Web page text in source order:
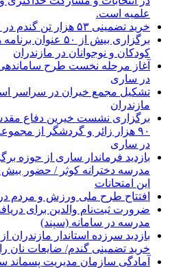
علمیه است.
خرید تضمینی ۵۳ هزار تن گندم در مازندران
برگزاری بیش از ۵۰
کودکان و نوجوانان در مازندران
آغاز مرحله نخست طرح
در ساری
تشکیل مجمع خیران در سراسر
مازندران
برگزاری نشست خیرین دفاع مقدس
۹۰ هزار زائر و گردشگر از
در ساری
بازدید فرماندار ساری از حوزه
این امتحانات
افتتاح طرح ملی ورزش و مردم
ضرورت ثبت‌نام والدین برای
مدرسه در سامانه (سپند)
بازدید سرزده استاندار مازندران
خرید تضمینی گندم/ ضایعات نان
آمادگی سازمان مدیریت پسماند